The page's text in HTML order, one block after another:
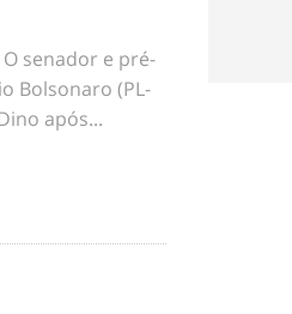
senador e pré-
Bolsonaro (PL-
após...